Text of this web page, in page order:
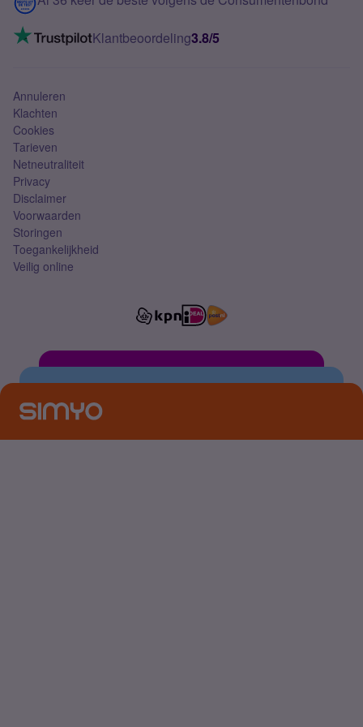
Mobiel internet
Mobiel abonnement
VoLTE 4G bellenKlantbeoordeling3.8/5
Annuleren
Klachten
Cookies
Tarieven
Netneutraliteit
Privacy
Disclaimer
Voorwaarden
Storingen
Toegankelijkheid
Veilig online